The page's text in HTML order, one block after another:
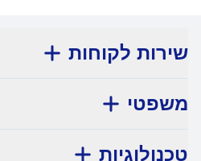
שירות לקוחות
משפטי
טכנולוגיות